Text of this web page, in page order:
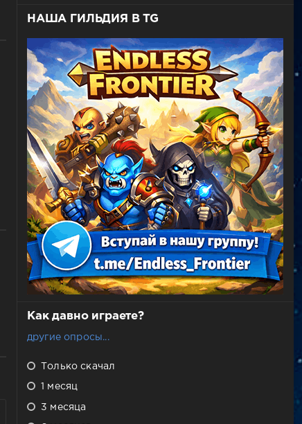
НАША ГИЛЬДИЯ В TG
Как давно играете?
другие опросы...
Только скачал
1 месяц
3 месяца